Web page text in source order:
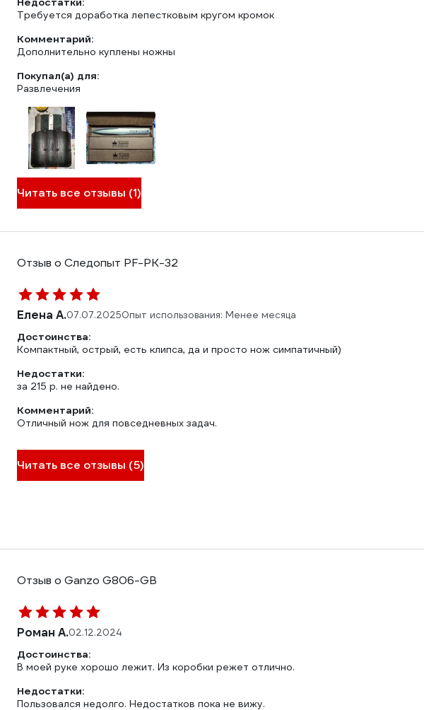
Требуется доработка лепестковым кругом кромок
Комментарий:
Дополнительно куплены ножны
Покупал(а) для:
Развлечения
Читать все отзывы (1)
Отзыв о Следопыт PF-PK-32
Елена А.07.07.2025Опыт использования: Менее месяца
Достоинства:
Компактный, острый, есть клипса, да и просто нож симпатичный)
Недостатки:
за 215 р. не найдено.
Комментарий:
Отличный нож для повседневных задач.
Читать все отзывы (5)
Отзыв о Ganzo G806-GB
Роман А.02.12.2024
Достоинства:
В моей руке хорошо лежит. Из коробки режет отлично.
Недостатки:
Пользовался недолго. Недостатков пока не вижу.